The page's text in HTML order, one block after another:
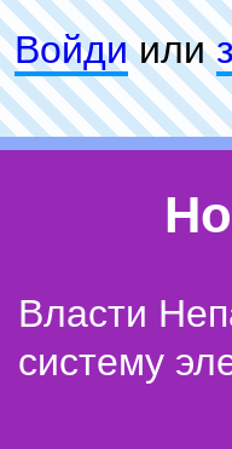
Войдиили
Власти
систему